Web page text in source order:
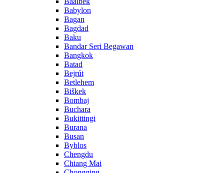
Babylon
Bagan
Bagdad
Baku
Bandar Seri Begawan
Bangkok
Batad
Bejrút
Betlehem
Biškek
Bombaj
Buchara
Bukittingi
Burana
Busan
Byblos
Chengdu
Chiang Mai